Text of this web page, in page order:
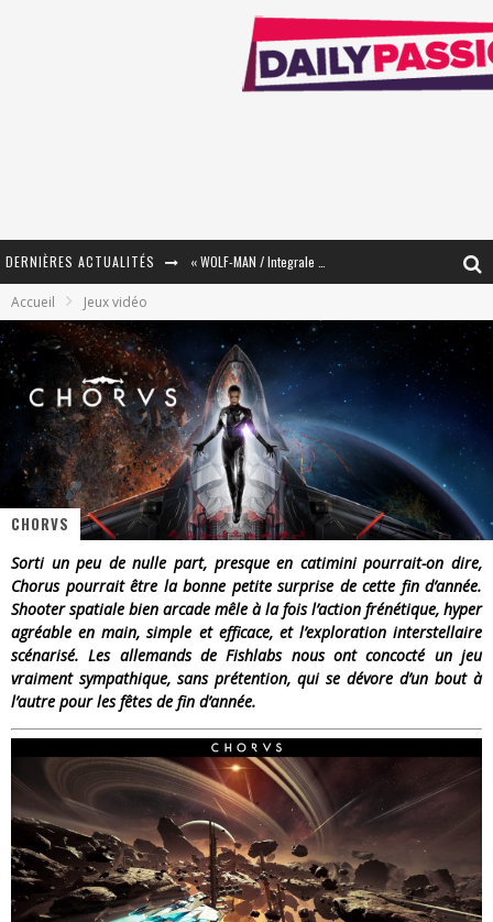
DERNIÈRES ACTUALITÉS
Star Fox
PsyRiver 2026 : la magie revient sur les rives de l’Aar
« Dr Wertham / L’homme qui étudia les tueurs en série » - Un Métier à Risque !
Assassin's Creed Black Flag Resynced
« Le Vent dand les Saules » - Une Belle Histoire !
« Damn Them All » - Un duo de Choc !
Accueil Jeux vidéo
CHORVS
Sorti un peu de nulle part, presque en catimini pourrait-on dire,
Chorus pourrait être la bonne petite surprise de cette fin d’année.
Shooter spatiale bien arcade mêle à la fois l’action frénétique, hyper
agréable en main, simple et efficace, et l’exploration interstellaire
scénarisé. Les allemands de Fishlabs nous ont concocté un jeu
vraiment sympathique, sans prétention, qui se dévore d’un bout à
l’autre pour les fêtes de fin d’année.